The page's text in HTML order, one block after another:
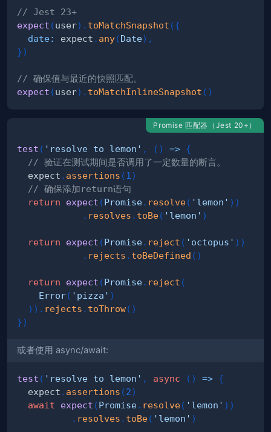
// Jest 23+
expect (user) . toMatchSnapshot ({
date: expect . any(Date) ,
})
// 确保值与最近的快照匹配。
expect (user) . toMatchInlineSnapshot ( )
Promise 匹配器（Jest 20+）
test ( 'resolve to lemon' , ( ) => {
// 验证在测试期间是否调用了一定数量的断言。
  expect
. assertions (1 )
// 确保添加return语句
return
expect (Promise. resolve( 'lemon' ) )
. resolves . toBe( 'lemon' )
return expect (Promise. reject ( 'octopus' ) )
. rejects . toBeDefined ( )
return expect (Promise. reject (
Error( 'pizza' )
) ) . rejects . toThrow( )
})
或者使用 async/await:
test ( 'resolve to lemon' , async ( ) => {
  expect
. assertions (2)
await
expect (Promise. resolve( 'lemon' ) )
. resolves . toBe( 'lemon' )